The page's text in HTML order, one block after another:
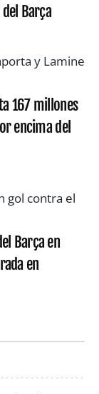
Barça
167 millones
encima del
Barça en
en